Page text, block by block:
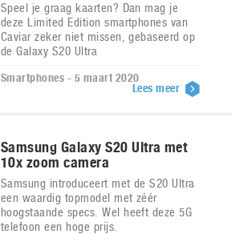
Speel je graag kaarten? Dan mag je
deze Limited Edition smartphones van
Caviar zeker niet missen, gebaseerd op
de Galaxy S20 Ultra
Smartphones - 5 maart 2020
Lees meer
Samsung Galaxy S20 Ultra met
10x zoom camera
Samsung introduceert met de S20 Ultra
een waardig topmodel met zéér
hoogstaande specs. Wel heeft deze 5G
telefoon een hoge prijs.